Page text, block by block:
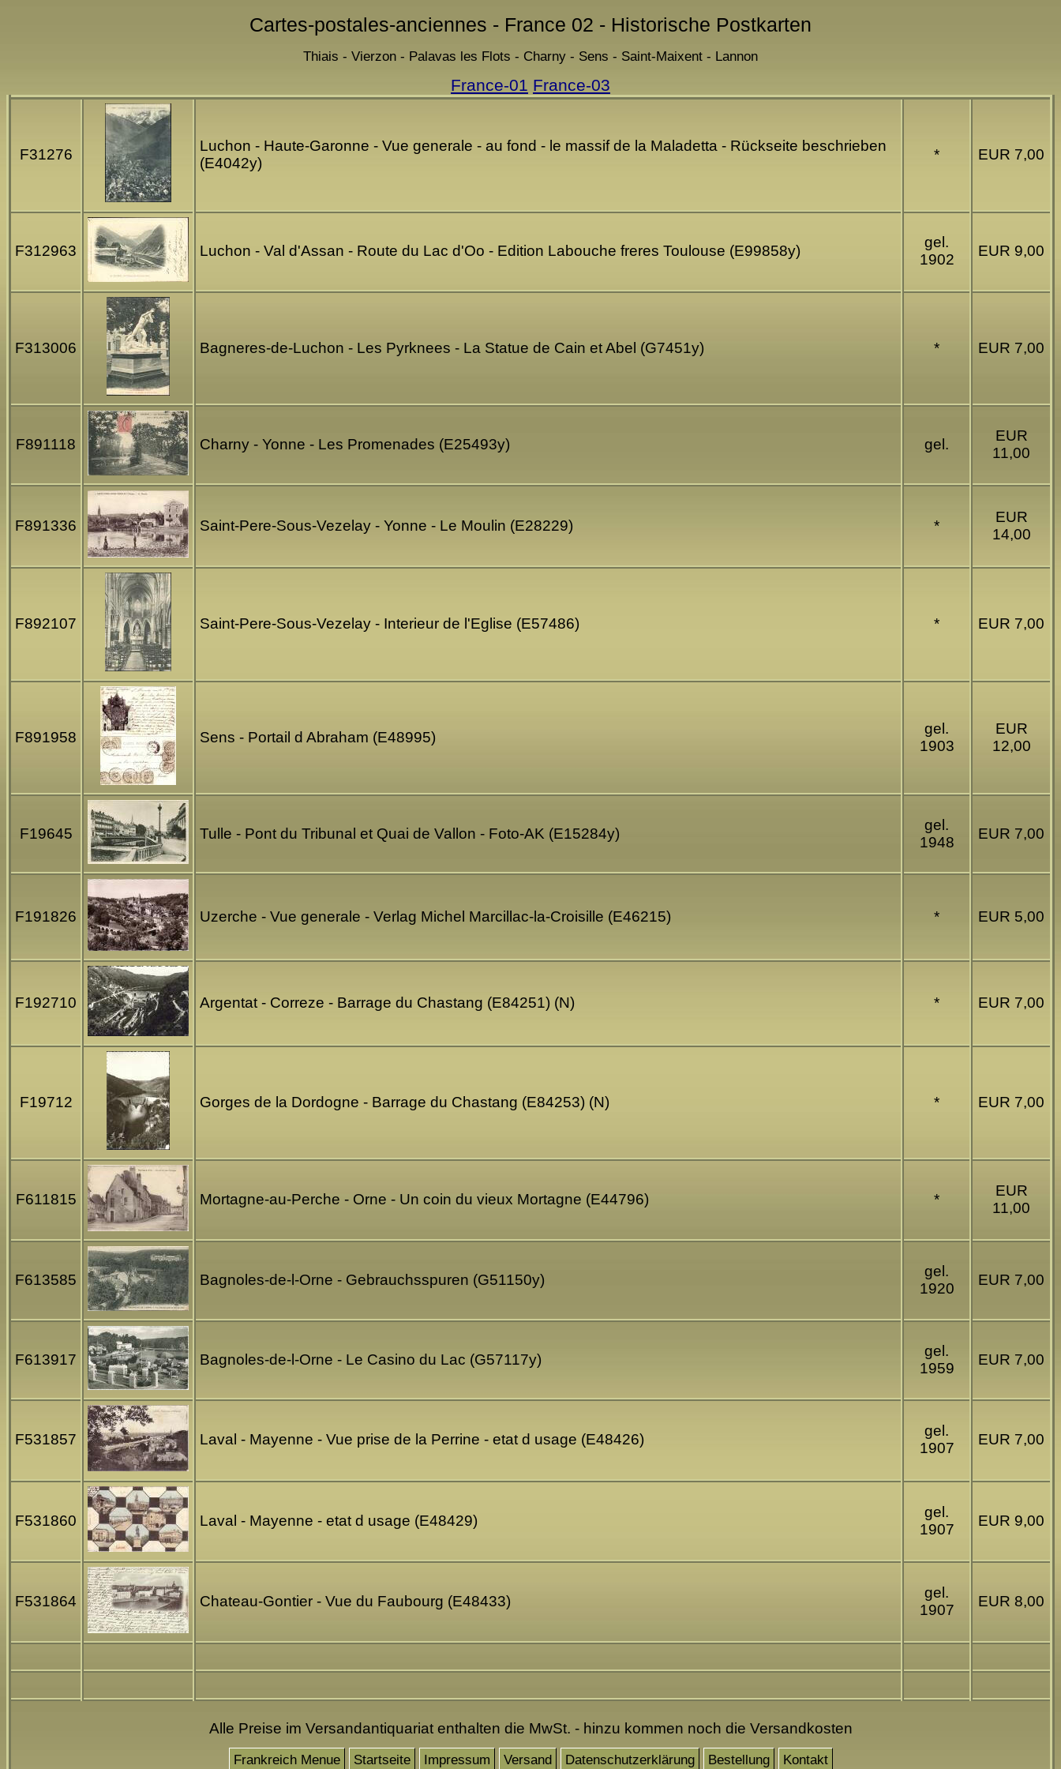
Cartes-postales-anciennes - France 02 - Historische Postkarten
Thiais - Vierzon - Palavas les Flots - Charny - Sens - Saint-Maixent - Lannon
France-01 France-03
F31276
Luchon - Haute-Garonne - Vue generale - au fond - le massif de la Maladetta - Rückseite beschrieben
(E4042y)
* EUR 7,00
F312963 Luchon - Val d'Assan - Route du Lac d'Oo - Edition Labouche freres Toulouse (E99858y)
gel.
1902
EUR 9,00
F313006 Bagneres-de-Luchon - Les Pyrknees - La Statue de Cain et Abel (G7451y) * EUR 7,00
F891118 Charny - Yonne - Les Promenades (E25493y) gel.
EUR
11,00
F891336 Saint-Pere-Sous-Vezelay - Yonne - Le Moulin (E28229) *
EUR
14,00
F892107 Saint-Pere-Sous-Vezelay - Interieur de l'Eglise (E57486) * EUR 7,00
F891958 Sens - Portail d Abraham (E48995)
gel.
1903
EUR
12,00
F19645 Tulle - Pont du Tribunal et Quai de Vallon - Foto-AK (E15284y)
gel.
1948
EUR 7,00
F191826 Uzerche - Vue generale - Verlag Michel Marcillac-la-Croisille (E46215) * EUR 5,00
F192710 Argentat - Correze - Barrage du Chastang (E84251) (N) * EUR 7,00
F19712 Gorges de la Dordogne - Barrage du Chastang (E84253) (N) * EUR 7,00
F611815 Mortagne-au-Perche - Orne - Un coin du vieux Mortagne (E44796) *
EUR
11,00
F613585 Bagnoles-de-l-Orne - Gebrauchsspuren (G51150y)
gel.
1920
EUR 7,00
F613917 Bagnoles-de-l-Orne - Le Casino du Lac (G57117y)
gel.
1959
EUR 7,00
F531857 Laval - Mayenne - Vue prise de la Perrine - etat d usage (E48426)
gel.
1907
EUR 7,00
F531860 Laval - Mayenne - etat d usage (E48429)
gel.
1907
EUR 9,00
F531864 Chateau-Gontier - Vue du Faubourg (E48433)
gel.
1907
EUR 8,00
Alle Preise im Versandantiquariat enthalten die MwSt. - hinzu kommen noch die Versandkosten
Frankreich Menue Startseite Impressum Versand Datenschutzerklärung Bestellung Kontakt